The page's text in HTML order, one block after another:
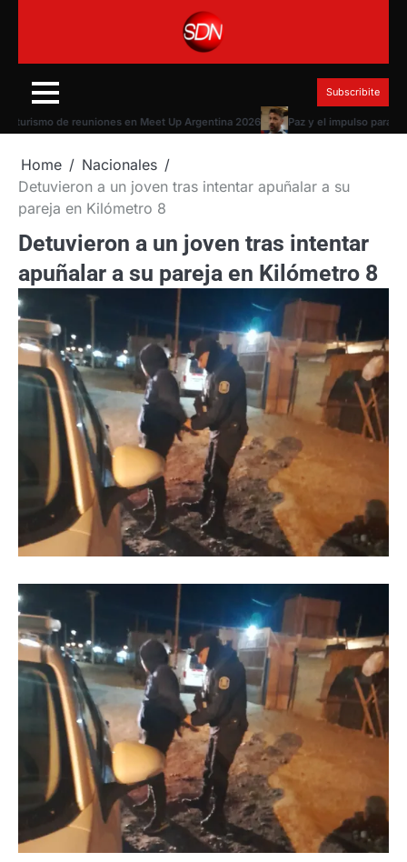
Subscribite
de reuniones en Meet Up Argentina 2026 Paz y el impulso para la
Home
Nacionales
Detuvieron a un joven tras intentar apuñalar a su
pareja en Kilómetro 8
Detuvieron a un joven tras intentar
apuñalar a su pareja en Kilómetro 8